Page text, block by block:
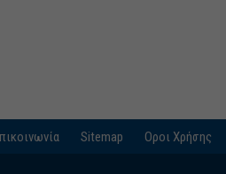
Sitemap Οροι Χρήσης